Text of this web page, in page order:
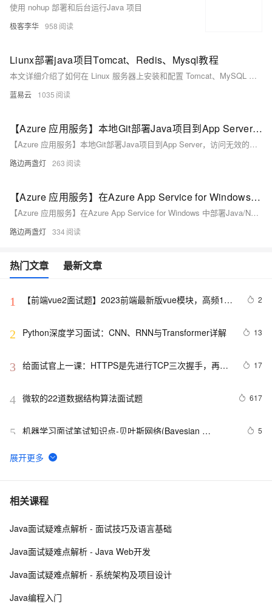
使用 nohup 部署和后台运行Java 项目
极客李华 958
Liunx部署java项目Tomcat、Redis、Mysql教程
本文详细介绍了如何在 Linux 服务器上安装和配置 Tomcat、MySQL 和 Redis，并部署 Java 项目。通过这些步骤，您可以搭建一个高效稳定的 Java 应用运行环境。希望本文能为您在实际操作中提供有价值的参考。
蓝易云 1035
【Azure 应用服务】本地Git部署Java项目到App Server，访问无效的原因
【Azure 应用服务】本地Git部署Java项目到App Server，访问无效的原因
路边两盏灯 263
【Azure 应用服务】在Azure App Service for Windows 中部署Java/NodeJS/Python项目时，web.config的配置模板内容
【Azure 应用服务】在Azure App Service for Windows 中部署Java/NodeJS/Python项目时，web.config的配置模板内容
路边两盏灯 334
热门文章 最新文章
1
【前端vue2面试题】2023前端最新版vue模块，高频17
2
2 Python深度学习面试：CNN、RNN与Transformer详解 13
3 给面试官上一课：HTTPS是先进行TCP三次握手，再进
17
4 微软的22道数据结构算法面试题 617
5 机器学习面试笔试知识点-贝叶斯网络(Bayesian
5
6
揭秘CSS布局神器：vw/vh、rem、%与px大PK，掌握它
7 10年Java面试总结：Java程序员面试必备的面试技巧
8 Google 历年笔试面试30题
理）
10【Spring Boot自动装配原理详解与常见面试题】—— 每
相关课程
Java面试疑难点解析 - 面试技巧及语言基础
Java面试疑难点解析 - Java Web开发
Java面试疑难点解析 - 系统架构及项目设计
Java编程入门